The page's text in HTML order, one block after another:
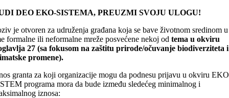
DEO EKO-SISTEMA, PREUZMI SVOJU ULOGU!
je otvoren za udruženja građana koja se bave životnom sredinom u
formalne ili neformalne mreže posvećene nekoj od tema u okviru
27 (sa fokusom na zaštitu prirode/očuvanje biodiverziteta i
promene).
granta za koji organizacije mogu da podnesu prijavu u okviru
programa mora da bude između sledećeg minimalnog i
iznosa: